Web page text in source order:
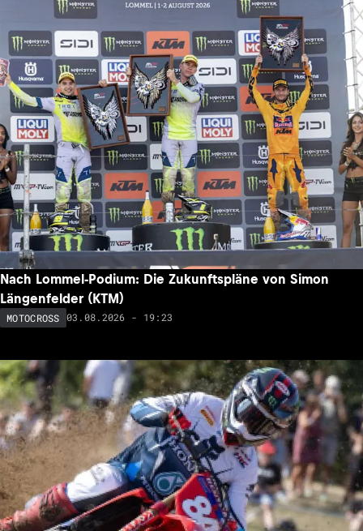
Nach Lommel-Podium: Die Zukunftspläne von Simon
Längenfelder (KTM)
MOTOCROSS 03.08.2026 - 19:23